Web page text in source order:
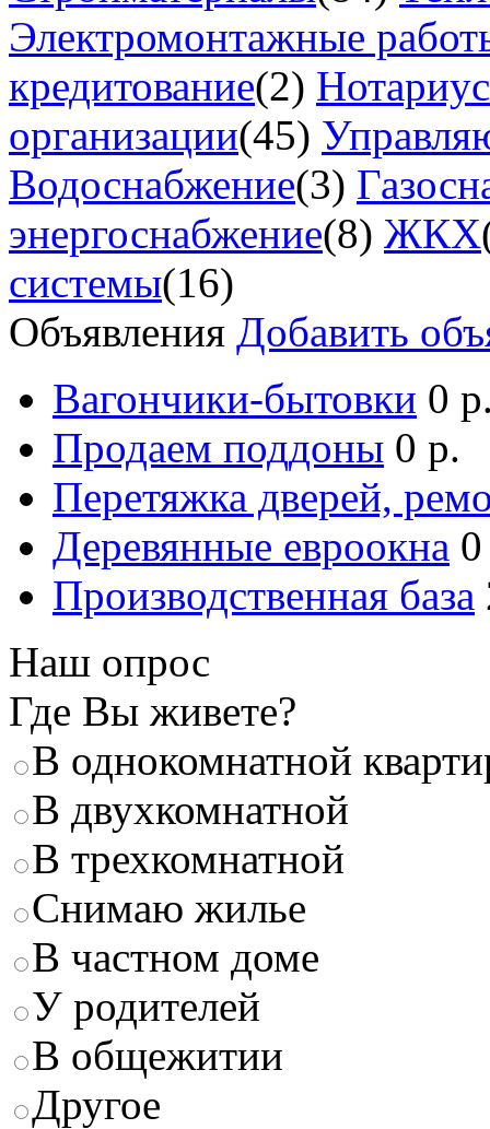
Электромонтажные
кредитование(2)
организации(45)
Водоснабжение(3)
энергоснабжение(8) ЖКХ
системы(16)
Объявления Добавить
Вагончики-бытовки 0
Продаем поддоны 0 р.
Перетяжка дверей,
Деревянные евроокна
Производственная база
Наш опрос
Где Вы живете?
В однокомнатной
В двухкомнатной
В трехкомнатной
Снимаю жилье
В частном доме
У родителей
В общежитии
Другое